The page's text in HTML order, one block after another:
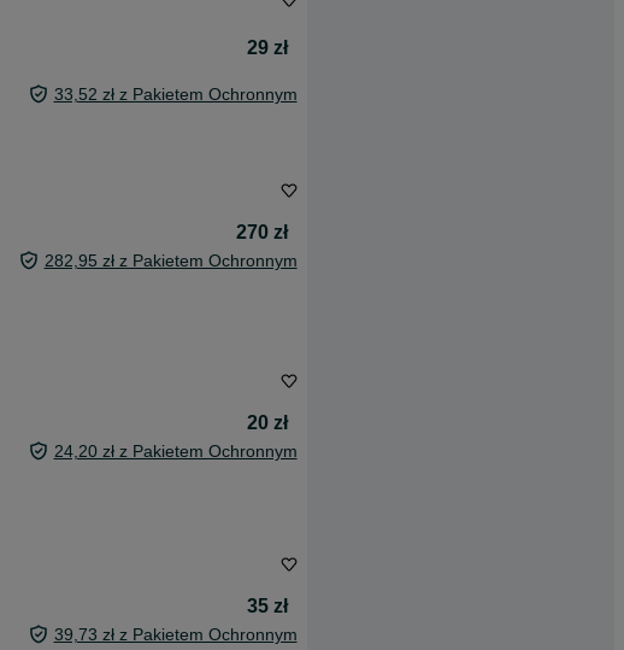
29 zł
33,52 zł z Pakietem Ochronnym
270 zł
282,95 zł z Pakietem Ochronnym
20 zł
24,20 zł z Pakietem Ochronnym
35 zł
39,73 zł z Pakietem Ochronnym